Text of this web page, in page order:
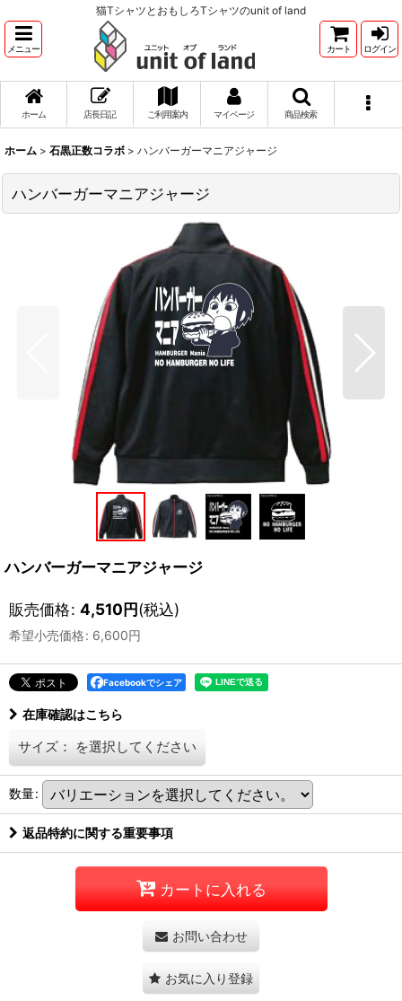
猫TシャツとおもしろTシャツのunit of land
メニュー カート ログイン
ホーム 店長日記 ご利用案内 マイページ 商品検索
ホーム > 石黒正数コラボ > ハンバーガーマニアジャージ
ハンバーガーマニアジャージ
ハンバーガーマニアジャージ
販売価格: 4,510円(税込)
希望小売価格: 6,600円
Facebookでシェア
在庫確認はこちら
サイズ： を選択してください
数量:
返品特約に関する重要事項
カートに入れる
お問い合わせ
お気に入り登録